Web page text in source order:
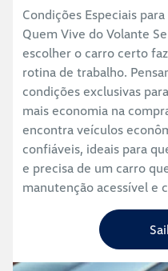
Condições Especiais
Quem Vive do Volante
escolher o carro certo
rotina de trabalho.
condições exclusivas
mais economia na
encontra veículos
confiáveis, ideais para
e precisa de um carro
manutenção acessível e